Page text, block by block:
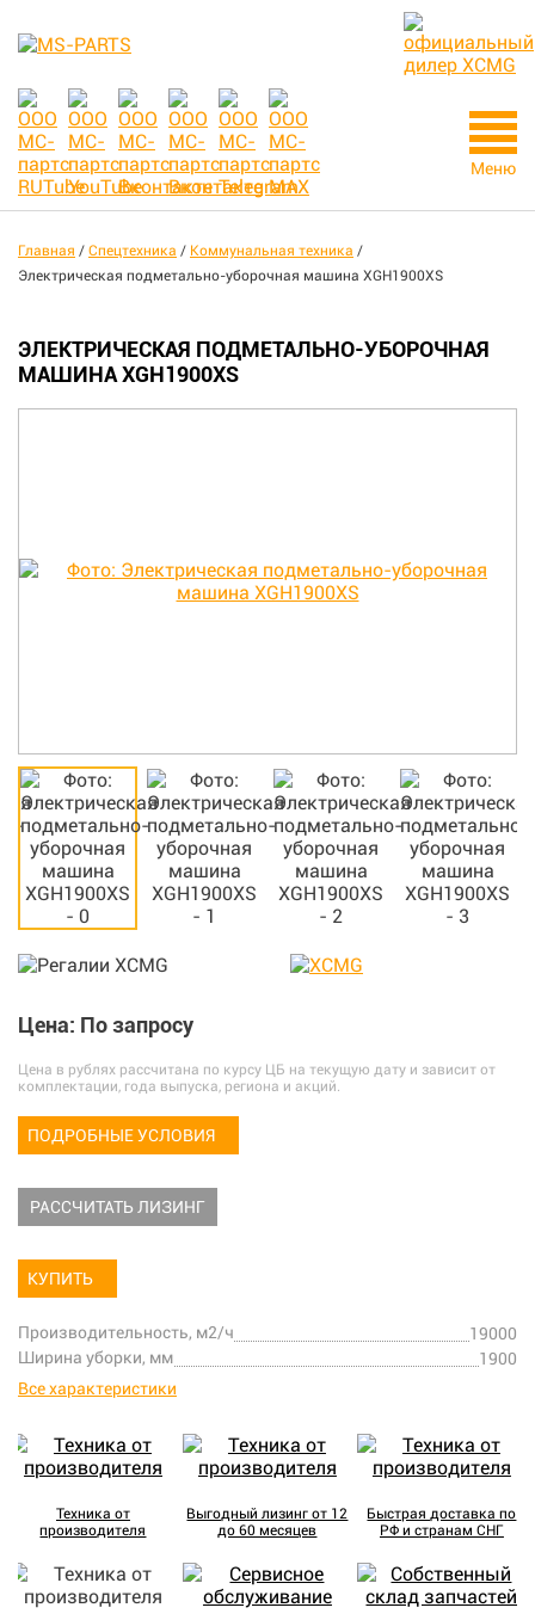
Меню
Главная / Спецтехника / Коммунальная техника /
Электрическая подметально-уборочная машина XGH1900XS
ЭЛЕКТРИЧЕСКАЯ ПОДМЕТАЛЬНО-УБОРОЧНАЯ
МАШИНА XGH1900XS
Цена: По запросу
Цена в рублях рассчитана по курсу ЦБ на текущую дату и зависит от
комплектации, года выпуска, региона и акций.
ПОДРОБНЫЕ УСЛОВИЯ
РАССЧИТАТЬ ЛИЗИНГ
КУПИТЬ
Производительность, м2/ч
19000
Ширина уборки, мм
1900
Все характеристики
Техника от
производителя
Выгодный лизинг от 12
до 60 месяцев
Быстрая доставка по
РФ и странам СНГ